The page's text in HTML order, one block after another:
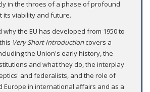
in the throes of a phase of profound
its viability and future.
why the EU has developed from 1950 to
Very Short Introductioncovers a
the Union's early history, the
and what they do, the interplay
and federalists, and the role of
Europe in international affairs and as a